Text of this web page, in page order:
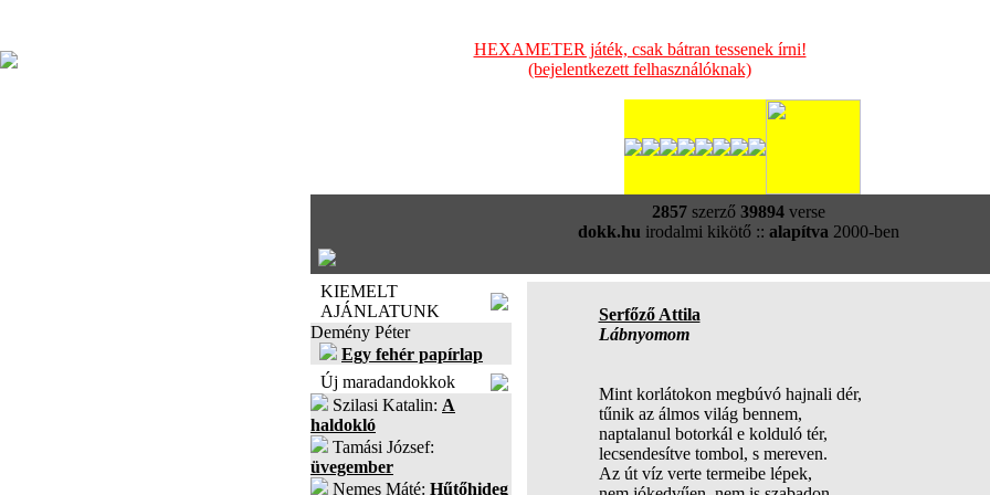
HEXAMETER játék, csak bátran tessenek írni!
(bejelentkezett felhasználóknak)
2857szerző 39894verse
dokk.hu irodalmi kikötő :: alapítva 2000-ben
KIEMELT
AJÁNLATUNK
Demény Péter
Egy fehér papírlap
Új maradandokkok
Szilasi Katalin: A
haldokló
Tamási József:
üvegember
Nemes Máté: Hűtőhideg
Serfőző Attila
Lábnyomom
Mint korlátokon megbúvó hajnali dér,
tűnik az álmos világ bennem,
naptalanul botorkál e kolduló tér,
lecsendesítve tombol, s mereven.
Az út víz verte termeibe lépek,